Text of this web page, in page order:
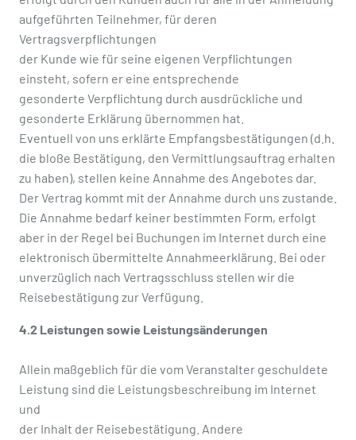
aufgeführten Teilnehmer, für deren
Vertragsverpflichtungen
der Kunde wie für seine eigenen Verpflichtungen
einsteht, sofern er eine entsprechende
gesonderte Verpflichtung durch ausdrückliche und
gesonderte Erklärung übernommen hat.
Eventuell von uns erklärte Empfangsbestätigungen (d.h.
die bloße Bestätigung, den Vermittlungsauftrag erhalten
zu haben), stellen keine Annahme des Angebotes dar.
Der Vertrag kommt mit der Annahme durch uns zustande.
Die Annahme bedarf keiner bestimmten Form, erfolgt
aber in der Regel bei Buchungen im Internet durch eine
elektronisch übermittelte Annahmeerklärung. Bei oder
unverzüglich nach Vertragsschluss stellen wir die
Reisebestätigung zur Verfügung.
4.2 Leistungen sowie Leistungsänderungen
Allein maßgeblich für die vom Veranstalter geschuldete
Leistung sind die Leistungsbeschreibung im Internet
und
der Inhalt der Reisebestätigung. Andere